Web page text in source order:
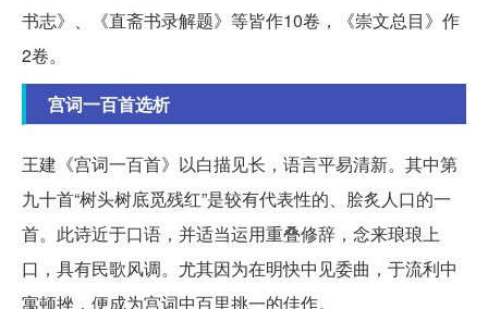
书志》、《直斋书录解题》等皆作10卷，《崇文总目》作
2卷。
宫词一百首选析
王建《宫词一百首》以白描见长，语言平易清新。其中第
九十首“树头树底觅残红”是较有代表性的、脍炙人口的一
首。此诗近于口语，并适当运用重叠修辞，念来琅琅上
口，具有民歌风调。尤其因为在明快中见委曲，于流利中
寓顿挫，便成为宫词中百里挑一的佳作。